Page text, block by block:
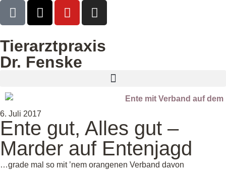
Tierarztpraxis
Dr. Fenske
6. Juli 2017
Ente gut, Alles gut –
Marder auf Entenjagd
…grade mal so mit ’nem orangenen Verband davon